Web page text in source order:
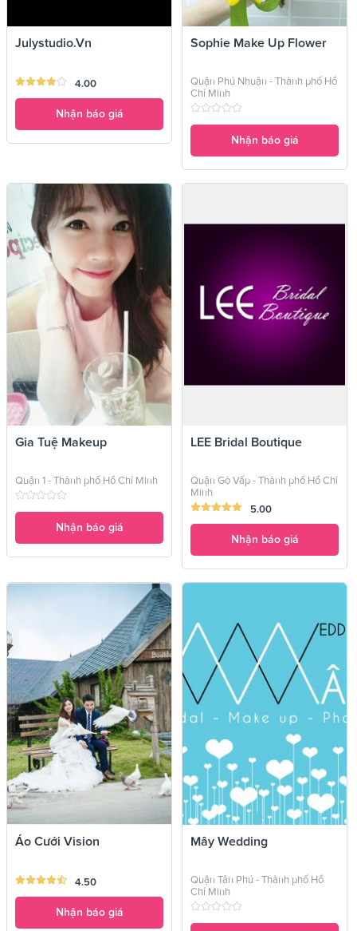
Julystudio.vn
4.00
Nhận báo giá
Sophie Make Up Flower
Quận Phú Nhuận - Thành phố Hồ
Chí Minh
Nhận báo giá
Gia Tuệ Makeup
Quận 1 - Thành phố Hồ Chí Minh
Nhận báo giá
LEE Bridal Boutique
Quận Gò Vấp - Thành phố Hồ Chí
Minh
5.00
Nhận báo giá
Áo Cưới Vision
4.50
Nhận báo giá
Mây Wedding
Quận Tân Phú - Thành phố Hồ
Chí Minh